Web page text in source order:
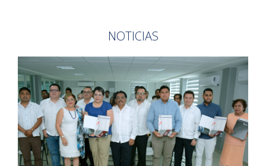
NOTICIAS